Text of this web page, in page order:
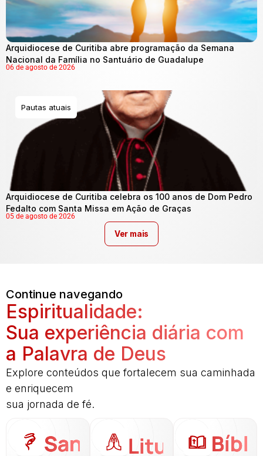
Arquidiocese de Curitiba abre programação da Semana
Nacional da Família no Santuário de Guadalupe
06 de agosto de 2026
Pautas atuais
Arquidiocese de Curitiba celebra os 100 anos de Dom Pedro
Fedalto com Santa Missa em Ação de Graças
05 de agosto de 2026
Ver mais
Continue navegando
Espiritualidade:
Sua experiência diária com
a Palavra de Deus
Explore conteúdos que fortalecem sua caminhada
e enriquecem
sua jornada de fé.
Santo
Liturgia